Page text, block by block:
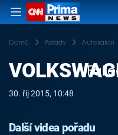
Domů Pořady Autosalon
30. říj 2015, 10:48
Další videa pořadu